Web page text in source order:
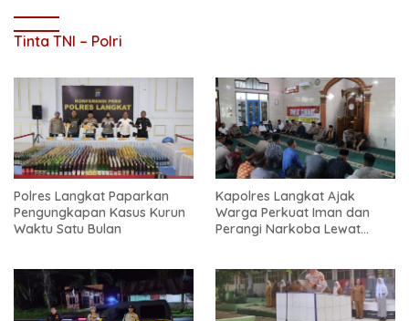
Tinta TNI – Polri
Polres Langkat Paparkan
Pengungkapan Kasus Kurun
Waktu Satu Bulan
Kapolres Langkat Ajak
Warga Perkuat Iman dan
Perangi Narkoba Lewat